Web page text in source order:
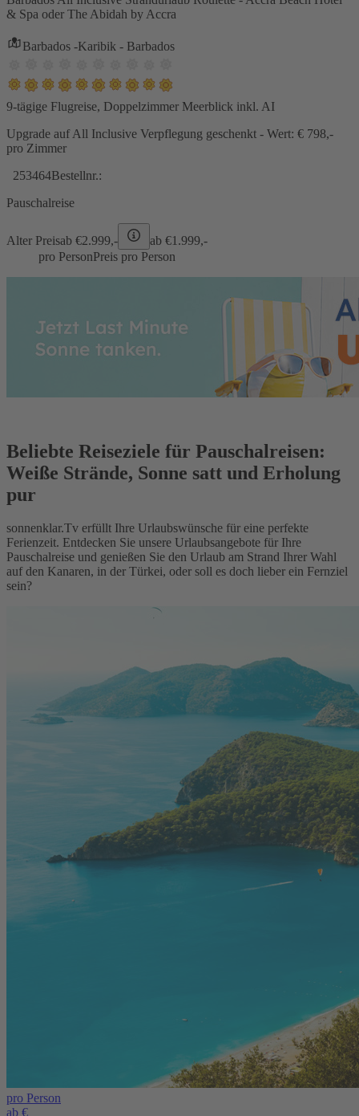
& Spa oder The Abidah by Accra
Barbados -Karibik - Barbados
9-tägige Flugreise, Doppelzimmer Meerblick inkl. AI
Upgrade auf All Inclusive Verpflegung geschenkt - Wert: € 798,-
pro Zimmer
253464Bestellnr.:
Pauschalreise
Alter Preisab €2.999,- ab €1.999,-
pro PersonPreis pro Person
Beliebte Reiseziele für Pauschalreisen:
Weiße Strände, Sonne satt und Erholung
pur
sonnenklar.Tv erfüllt Ihre Urlaubswünsche für eine perfekte
Ferienzeit. Entdecken Sie unsere Urlaubsangebote für Ihre
Pauschalreise und genießen Sie den Urlaub am Strand Ihrer Wahl
auf den Kanaren, in der Türkei, oder soll es doch lieber ein Fernziel
sein?
pro Person
ab €